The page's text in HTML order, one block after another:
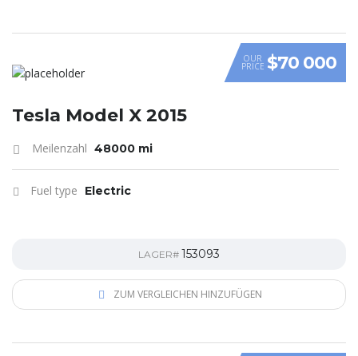
OUR
PRICE $70 000
Tesla Model X 2015
Meilenzahl 48000 mi
Fuel type Electric
LAGER# 153093
ZUM VERGLEICHEN HINZUFÜGEN